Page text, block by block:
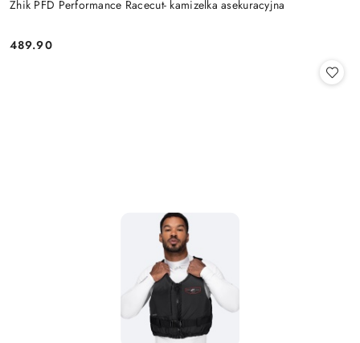
Zhik PFD Performance Racecut- kamizelka asekuracyjna
Cena:
489.90